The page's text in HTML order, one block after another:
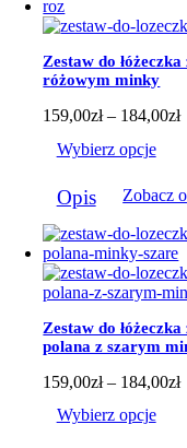
wariantów.
Opcje
można
wybrać
na
stronie
Zestaw do
różowym minky
159,00zł – 184,00zł
Wybierz opcje
produkt
ma
wiele
wariantów.
Opcje
można
wybrać
na
stronie
produktu
Opis Zobacz
Zestaw do
polana z szarym
159,00zł – 184,00zł
Wybierz opcje